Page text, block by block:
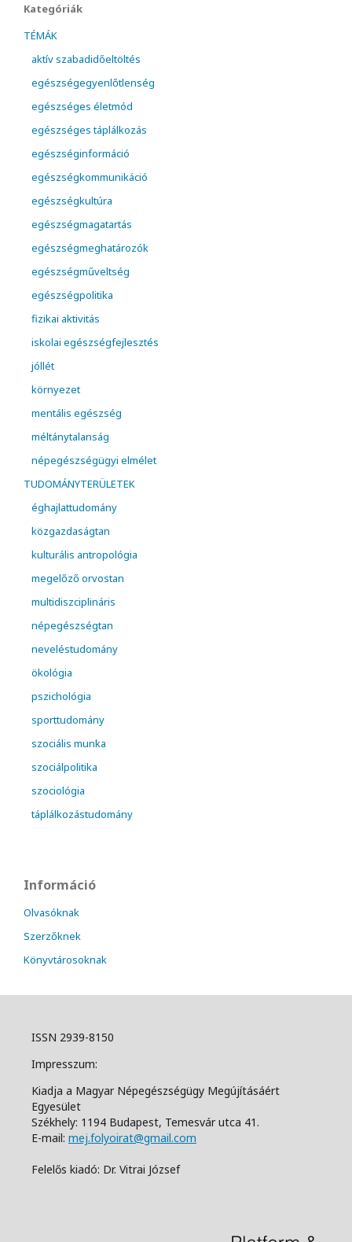
Kategóriák
TÉMÁK
aktív szabadidőeltöltés
egészségegyenlőtlenség
egészséges életmód
egészséges táplálkozás
egészséginformáció
egészségkommunikáció
egészségkultúra
egészségmagatartás
egészségmeghatározók
egészségműveltség
egészségpolitika
fizikai aktivitás
iskolai egészségfejlesztés
jóllét
környezet
mentális egészség
méltánytalanság
népegészségügyi elmélet
TUDOMÁNYTERÜLETEK
éghajlattudomány
közgazdaságtan
kulturális antropológia
megelőző orvostan
multidiszciplináris
népegészségtan
neveléstudomány
ökológia
pszichológia
sporttudomány
szociális munka
szociálpolitika
szociológia
táplálkozástudomány
Információ
Olvasóknak
Szerzőknek
Könyvtárosoknak
ISSN 2939-8150
Impresszum:
Kiadja a Magyar Népegészségügy Megújításáért
Egyesület
Székhely: 1194 Budapest, Temesvár utca 41.
E-mail: mej.folyoirat@gmail.com
Felelős kiadó: Dr. Vitrai József